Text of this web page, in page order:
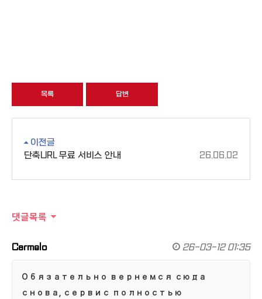
목록 답변
이전글
단축URL 무료 서비스 안내
26.06.02
댓글목록
Carmelo 26-03-12 01:35
Обязательно вернемся сюда
снова, сервис полностью